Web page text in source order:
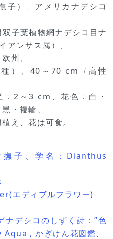
子）、アメリカナデシコ
子葉植物網ナデシコ目ナ
アンサス属）、
州、
）、40～70 cm（高性
2～3 cm、花色：白・
・複輪、
え、花は可食。
子、学名：Dianthus
エディブルフラワー)
デシコのしずく詩：”色
Aqua , かぎけん花図鑑、